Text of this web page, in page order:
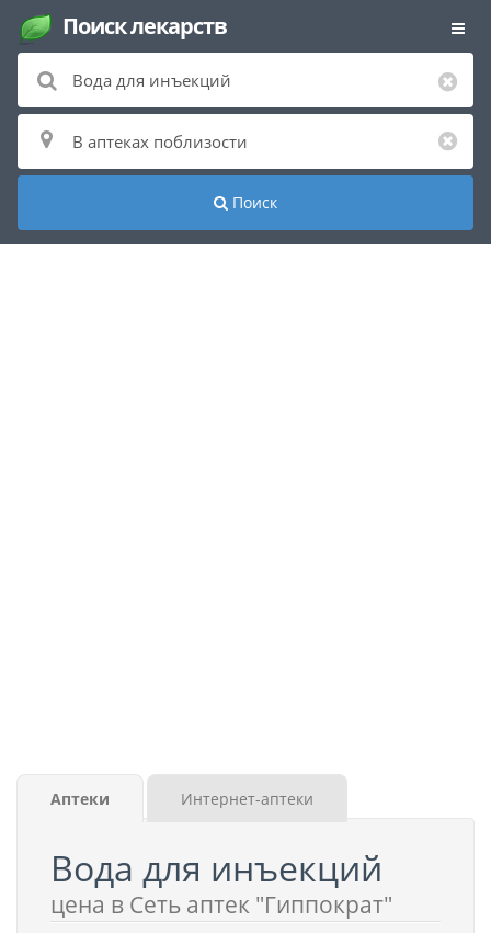
Поиск лекарств
Поиск
Аптеки Интернет-аптеки
Вода для инъекций
цена в Сеть аптек "Гиппократ"